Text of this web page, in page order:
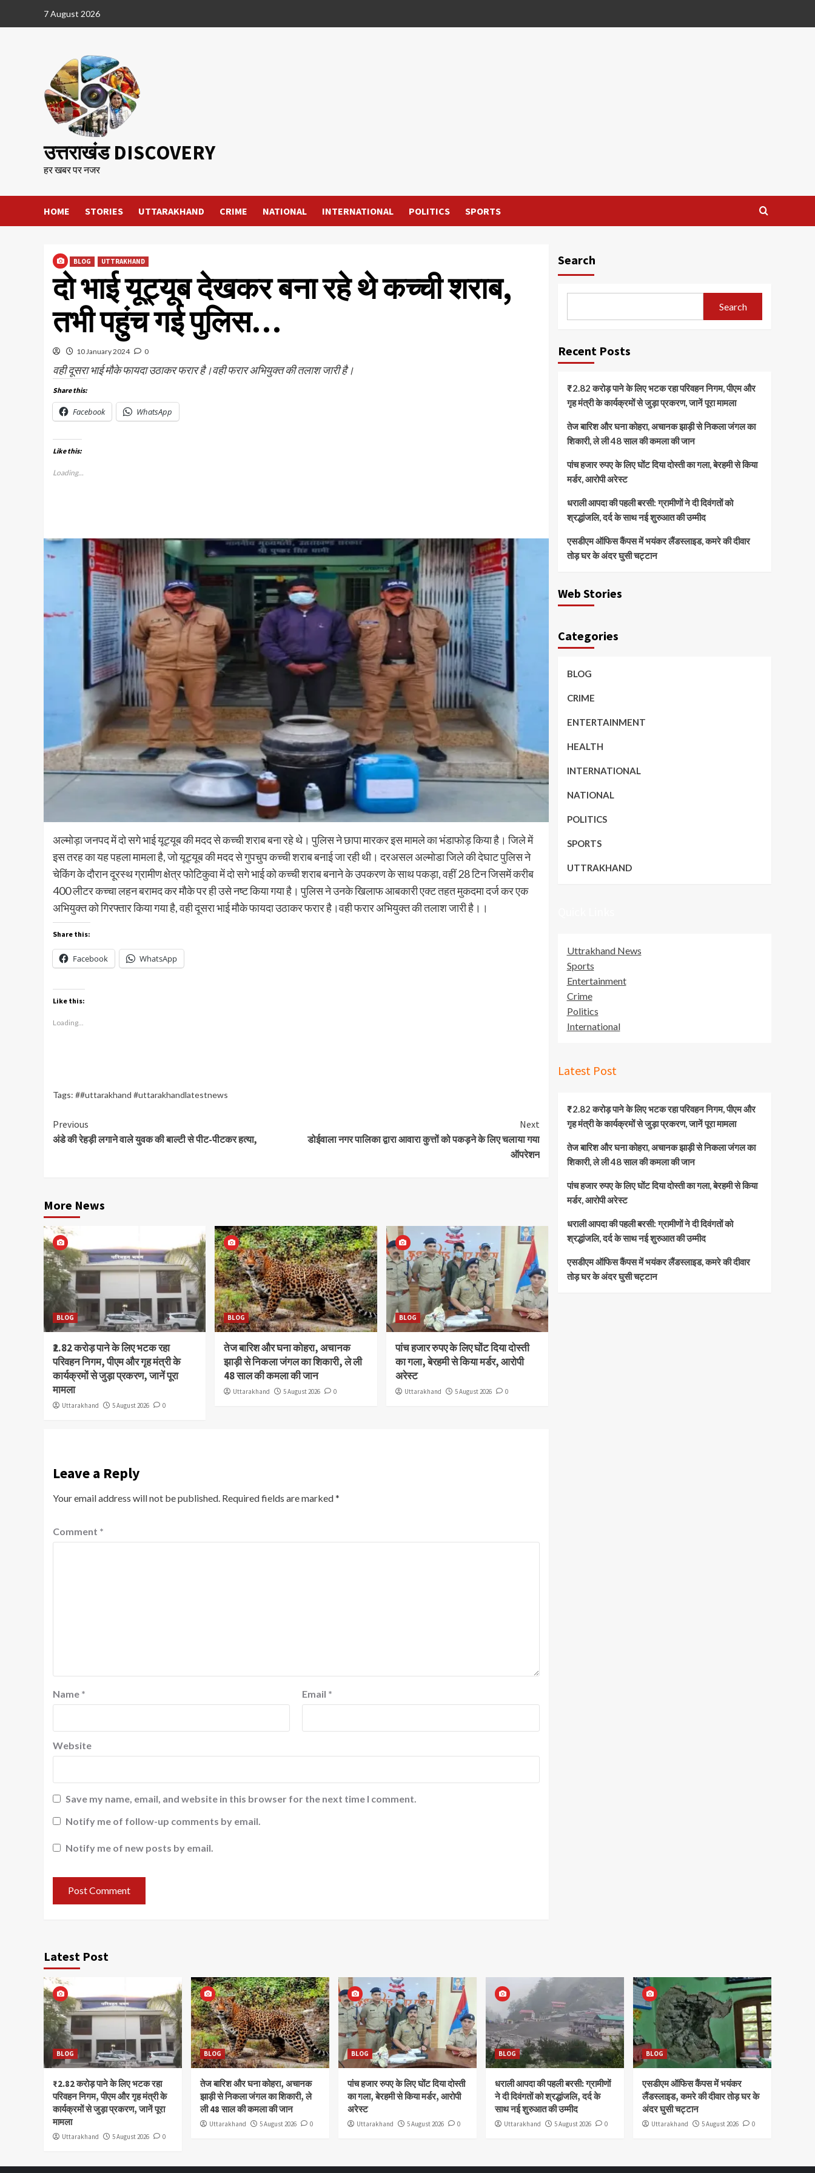
7 August 2026
उत्तराखंड DISCOVERY
हर खबर पर नजर
HOME STORIES UTTARAKHAND CRIME NATIONAL INTERNATIONAL POLITICS SPORTS
BLOG UTTRAKHAND
दो भाई यूट्यूब देखकर बना रहे थे कच्ची शराब,
तभी पहुंच गई पुलिस…
10 January 2024 0
वही दूसरा भाई मौके फायदा उठाकर फरार है।वही फरार अभियुक्त की तलाश जारी है।
Share this:
Facebook WhatsApp
Like this:
Loading...
अल्मोड़ा जनपद में दो सगे भाई यूट्यूब की मदद से कच्ची शराब बना रहे थे। पुलिस ने छापा मारकर इस मामले का भंडाफोड़ किया है। जिले में
इस तरह का यह पहला मामला है, जो यूट्यूब की मदद से गुपचुप कच्ची शराब बनाई जा रही थी। दरअसल अल्मोडा जिले की देघाट पुलिस ने
चेकिंग के दौरान दूरस्थ ग्रामीण क्षेत्र फोटिकुवा में दो सगे भाई को कच्ची शराब बनाने के उपकरण के साथ पकड़ा, वहीं 28 टिन जिसमें करीब
400 लीटर कच्चा लहन बरामद कर मौके पर ही उसे नष्ट किया गया है। पुलिस ने उनके खिलाफ आबकारी एक्ट तहत मुकदमा दर्ज कर एक
अभियुक्त को गिरफ्तार किया गया है, वही दूसरा भाई मौके फायदा उठाकर फरार है।वही फरार अभियुक्त की तलाश जारी है।।
Share this:
Facebook WhatsApp
Like this:
Loading...
Tags: ##uttarakhand #uttarakhandlatestnews
Continue
Reading
Previous
अंडे की रेहड़ी लगाने वाले युवक की बाल्टी से पीट-पीटकर हत्या,
Next
डोईवाला नगर पालिका द्वारा आवारा कुत्तों को पकड़ने के लिए चलाया गया
ऑपरेशन
More News
BLOG
₹2.82 करोड़ पाने के लिए भटक रहा
परिवहन निगम, पीएम और गृह मंत्री के
कार्यक्रमों से जुड़ा प्रकरण, जानें पूरा
मामला
Uttarakhand 5 August 2026 0
BLOG
तेज बारिश और घना कोहरा, अचानक
झाड़ी से निकला जंगल का शिकारी, ले ली
48 साल की कमला की जान
Uttarakhand 5 August 2026 0
BLOG
पांच हजार रुपए के लिए घोंट दिया दोस्ती
का गला, बेरहमी से किया मर्डर, आरोपी
अरेस्ट
Uttarakhand 5 August 2026 0
Leave a Reply
Your email address will not be published. Required fields are marked*
Comment *
Name * Email *
Website
Save my name, email, and website in this browser for the next time I comment.
Notify me of follow-up comments by email.
Notify me of new posts by email.
Search
Search
Recent Posts
₹2.82 करोड़ पाने के लिए भटक रहा परिवहन निगम, पीएम और
गृह मंत्री के कार्यक्रमों से जुड़ा प्रकरण, जानें पूरा मामला
तेज बारिश और घना कोहरा, अचानक झाड़ी से निकला जंगल का
शिकारी, ले ली 48 साल की कमला की जान
पांच हजार रुपए के लिए घोंट दिया दोस्ती का गला, बेरहमी से किया
मर्डर, आरोपी अरेस्ट
धराली आपदा की पहली बरसी: ग्रामीणों ने दी दिवंगतों को
श्रद्धांजलि, दर्द के साथ नई शुरुआत की उम्मीद
एसडीएम ऑफिस कैंपस में भयंकर लैंडस्लाइड, कमरे की दीवार
तोड़ घर के अंदर घुसी चट्टान
Web Stories
Categories
BLOG
CRIME
ENTERTAINMENT
HEALTH
INTERNATIONAL
NATIONAL
POLITICS
SPORTS
UTTRAKHAND
Uttrakhand News
Sports
Entertainment
Crime
Politics
International
Latest Post
₹2.82 करोड़ पाने के लिए भटक रहा परिवहन निगम, पीएम और
गृह मंत्री के कार्यक्रमों से जुड़ा प्रकरण, जानें पूरा मामला
तेज बारिश और घना कोहरा, अचानक झाड़ी से निकला जंगल का
शिकारी, ले ली 48 साल की कमला की जान
पांच हजार रुपए के लिए घोंट दिया दोस्ती का गला, बेरहमी से किया
मर्डर, आरोपी अरेस्ट
धराली आपदा की पहली बरसी: ग्रामीणों ने दी दिवंगतों को
श्रद्धांजलि, दर्द के साथ नई शुरुआत की उम्मीद
एसडीएम ऑफिस कैंपस में भयंकर लैंडस्लाइड, कमरे की दीवार
तोड़ घर के अंदर घुसी चट्टान
Latest Post
BLOG
₹2.82 करोड़ पाने के लिए भटक रहा
परिवहन निगम, पीएम और गृह मंत्री के
कार्यक्रमों से जुड़ा प्रकरण, जानें पूरा
मामला
Uttarakhand 5 August 2026 0
BLOG
तेज बारिश और घना कोहरा, अचानक
झाड़ी से निकला जंगल का शिकारी, ले
ली 48 साल की कमला की जान
Uttarakhand 5 August 2026 0
BLOG
पांच हजार रुपए के लिए घोंट दिया दोस्ती
का गला, बेरहमी से किया मर्डर, आरोपी
अरेस्ट
Uttarakhand 5 August 2026 0
BLOG
धराली आपदा की पहली बरसी: ग्रामीणों
ने दी दिवंगतों को श्रद्धांजलि, दर्द के
साथ नई शुरुआत की उम्मीद
Uttarakhand 5 August 2026 0
BLOG
एसडीएम ऑफिस कैंपस में भयंकर
लैंडस्लाइड, कमरे की दीवार तोड़ घर के
अंदर घुसी चट्टान
Uttarakhand 5 August 2026 0